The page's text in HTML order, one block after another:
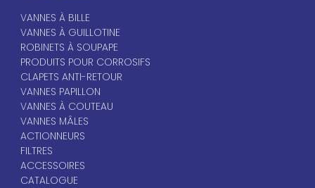
VANNES À BILLE
VANNES À GUILLOTINE
ROBINETS À SOUPAPE
PRODUITS POUR CORROSIFS
CLAPETS ANTI-RETOUR
VANNES PAPILLON
VANNES À COUTEAU
VANNES MÂLES
ACTIONNEURS
FILTRES
ACCESSOIRES
CATALOGUE